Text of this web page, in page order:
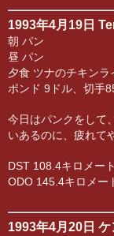
1993年4月19日
朝 パン
昼 パン
夕食 ツナのチキンラ
ポンド 9ドル、切手
今日はパンクをして
いあるのに、疲れて
DST 108.4キロメー
ODO 145.4キロメー
1993年4月20日